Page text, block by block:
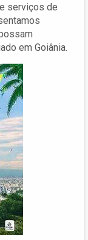
serviços de
em Goiânia.